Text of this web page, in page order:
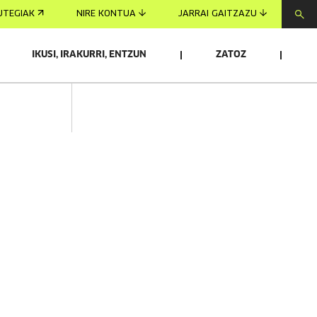
NIRE KONTUA JARRAI GAITZAZU
IKUSI, IRAKURRI, ENTZUN ZATOZ